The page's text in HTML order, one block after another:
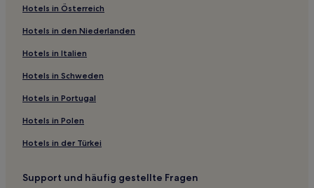
Hotels nahe Mt. Naejangsan Visitor Information Center
Samsu Hotels
Sikchon Hotels
Hotels nahe Julpo Ecological Park
Ssalsan Hotels
Hwaho-Ri Hotels
Hajwa-Ri Hotels
Kaeksa Hotels
Hotels in Österreich
Hotels in den Niederlanden
Hotels in Italien
Hotels in Schweden
Hotels in Portugal
Hotels in Polen
Hotels in der Türkei
Support und häufig gestellte Fragen